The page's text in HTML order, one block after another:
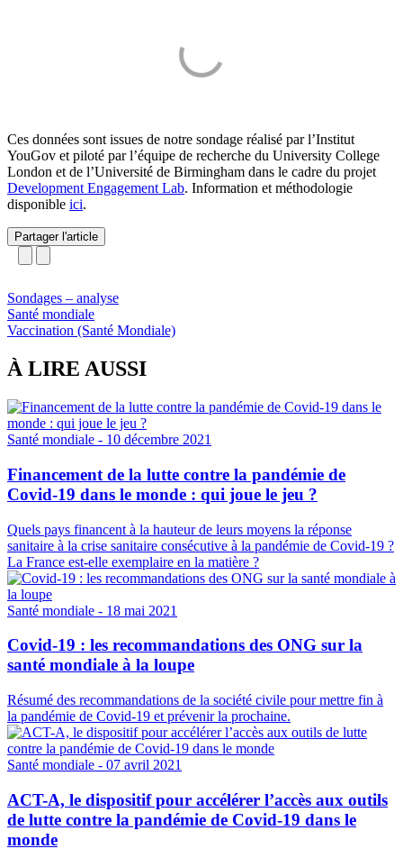
Ces données sont issues de notre sondage réalisé par l’Institut
YouGov et piloté par l’équipe de recherche du University College
London et de l’Université de Birmingham dans le cadre du projet
Development Engagement Lab. Information et méthodologie
disponible ici.
Partager l'article
Sondages – analyse
Santé mondiale
Vaccination (Santé Mondiale)
À LIRE AUSSI
Santé mondiale - 10 décembre 2021
Financement de la lutte contre la pandémie de
Covid-19 dans le monde : qui joue le jeu ?
Quels pays financent à la hauteur de leurs moyens la réponse
sanitaire à la crise sanitaire consécutive à la pandémie de Covid-19 ?
La France est-elle exemplaire en la matière ?
Santé mondiale - 18 mai 2021
Covid-19 : les recommandations des ONG sur la
santé mondiale à la loupe
Résumé des recommandations de la société civile pour mettre fin à
la pandémie de Covid-19 et prévenir la prochaine.
Santé mondiale - 07 avril 2021
ACT-A, le dispositif pour accélérer l’accès aux outils
de lutte contre la pandémie de Covid-19 dans le
monde